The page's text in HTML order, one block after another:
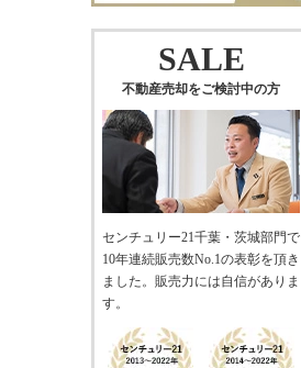
SALE
不動産売却をご検討中の方
センチュリー21千葉・茨城部門で
10年連続販売数No.1の表彰を頂き
ました。販売力には自信がありま
す。